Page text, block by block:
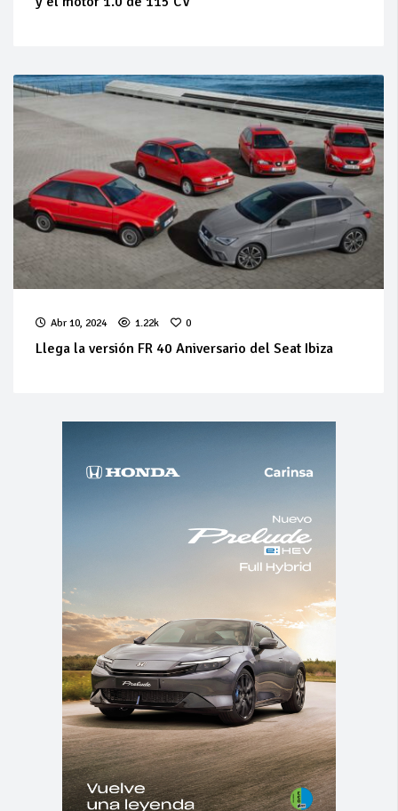
Abr 10, 2024 1.22k 0
Llega la versión FR 40 Aniversario del Seat Ibiza